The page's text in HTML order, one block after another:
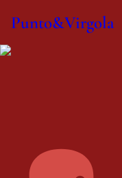
Punto&Virgola